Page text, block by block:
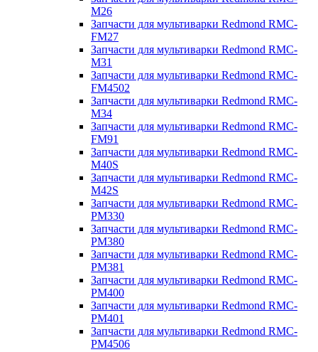
M26
Запчасти для мультиварки Redmond RMC-
FM27
Запчасти для мультиварки Redmond RMC-
M31
Запчасти для мультиварки Redmond RMC-
FM4502
Запчасти для мультиварки Redmond RMC-
M34
Запчасти для мультиварки Redmond RMC-
FM91
Запчасти для мультиварки Redmond RMC-
M40S
Запчасти для мультиварки Redmond RMC-
M42S
Запчасти для мультиварки Redmond RMC-
PM330
Запчасти для мультиварки Redmond RMC-
PM380
Запчасти для мультиварки Redmond RMC-
PM381
Запчасти для мультиварки Redmond RMC-
PM400
Запчасти для мультиварки Redmond RMC-
PM401
Запчасти для мультиварки Redmond RMC-
PM4506